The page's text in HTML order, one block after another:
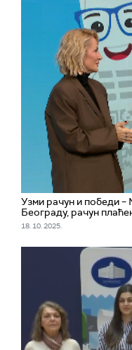
Узми рачун и победи
Београду, рачун
18. 10. 2025.